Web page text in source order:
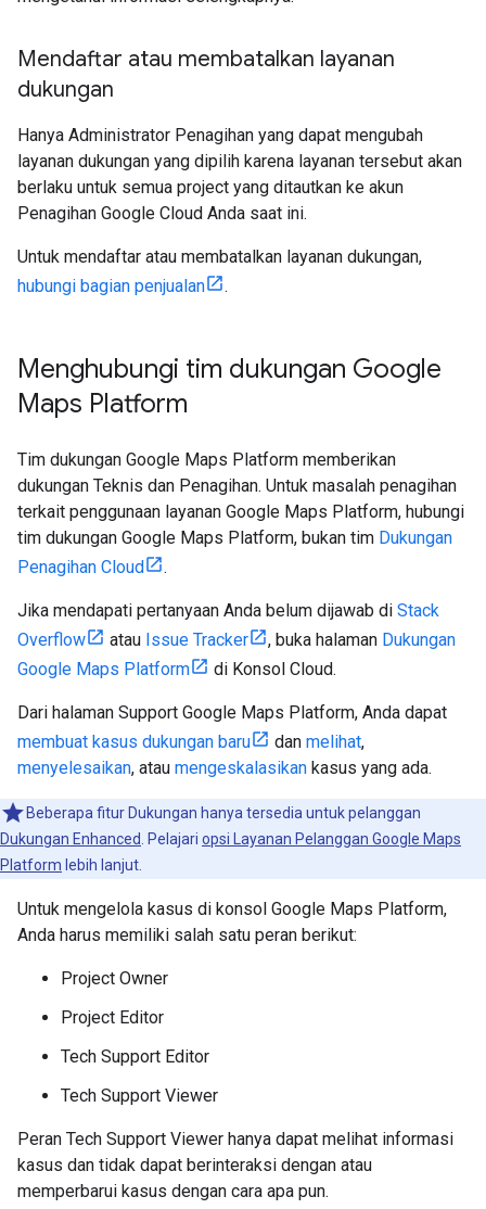
Mendaftar atau membatalkan layanan
dukungan
Hanya Administrator Penagihan yang dapat mengubah
layanan dukungan yang dipilih karena layanan tersebut akan
berlaku untuk semua project yang ditautkan ke akun
Penagihan Google Cloud Anda saat ini.
Untuk mendaftar atau membatalkan layanan dukungan,
hubungi bagian penjualan
.
Menghubungi tim dukungan Google
Maps Platform
Tim dukungan Google Maps Platform memberikan
dukungan Teknis dan Penagihan. Untuk masalah penagihan
terkait penggunaan layanan Google Maps Platform, hubungi
tim dukungan Google Maps Platform, bukan tim Dukungan
Penagihan Cloud
.
Jika mendapati pertanyaan Anda belum dijawab di Stack
Overflow
atau Issue Tracker , buka halaman Dukungan
Google Maps Platform
di Konsol Cloud.
Dari halaman Support Google Maps Platform, Anda dapat
membuat kasus dukungan baru
dan melihat,
menyelesaikan, atau mengeskalasikan kasus yang ada.
Beberapa fitur Dukungan hanya tersedia untuk pelanggan
Dukungan Enhanced
. Pelajari opsi Layanan Pelanggan Google Maps
Platform lebih lanjut.
Untuk mengelola kasus di konsol Google Maps Platform,
Anda harus memiliki salah satu peran berikut:
Project Owner
Project Editor
Tech Support Editor
Tech Support Viewer
Peran Tech Support Viewer hanya dapat melihat informasi
kasus dan tidak dapat berinteraksi dengan atau
memperbarui kasus dengan cara apa pun.